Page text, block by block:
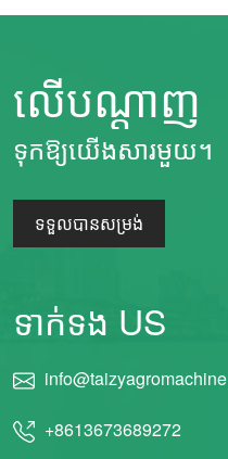
លើបណ្តាញ
ទុកឱ្យយើងសារមួយ។
ទទួលបានសម្រង់
ទាក់ទង US
+8613673689272